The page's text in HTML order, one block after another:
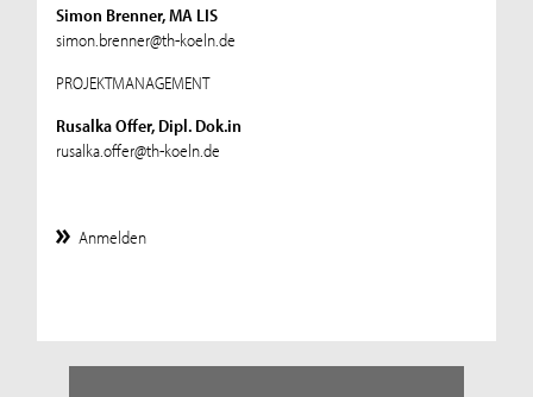
Simon Brenner, MA LIS
simon.brenner@th-koeln.de
PROJEKTMANAGEMENT
Rusalka Offer, Dipl. Dok.in
rusalka.offer@th-koeln.de
Anmelden